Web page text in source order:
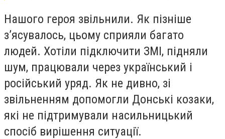
Нашого героя звільнили. Як пізніше
з’ясувалось, цьому сприяли багато
людей. Хотіли підключити ЗМІ, підняли
шум, працювали через український і
російський уряд. Як не дивно, зі
звільненням допомогли Донські козаки,
які не підтримували насильницький
спосіб вирішення ситуації.